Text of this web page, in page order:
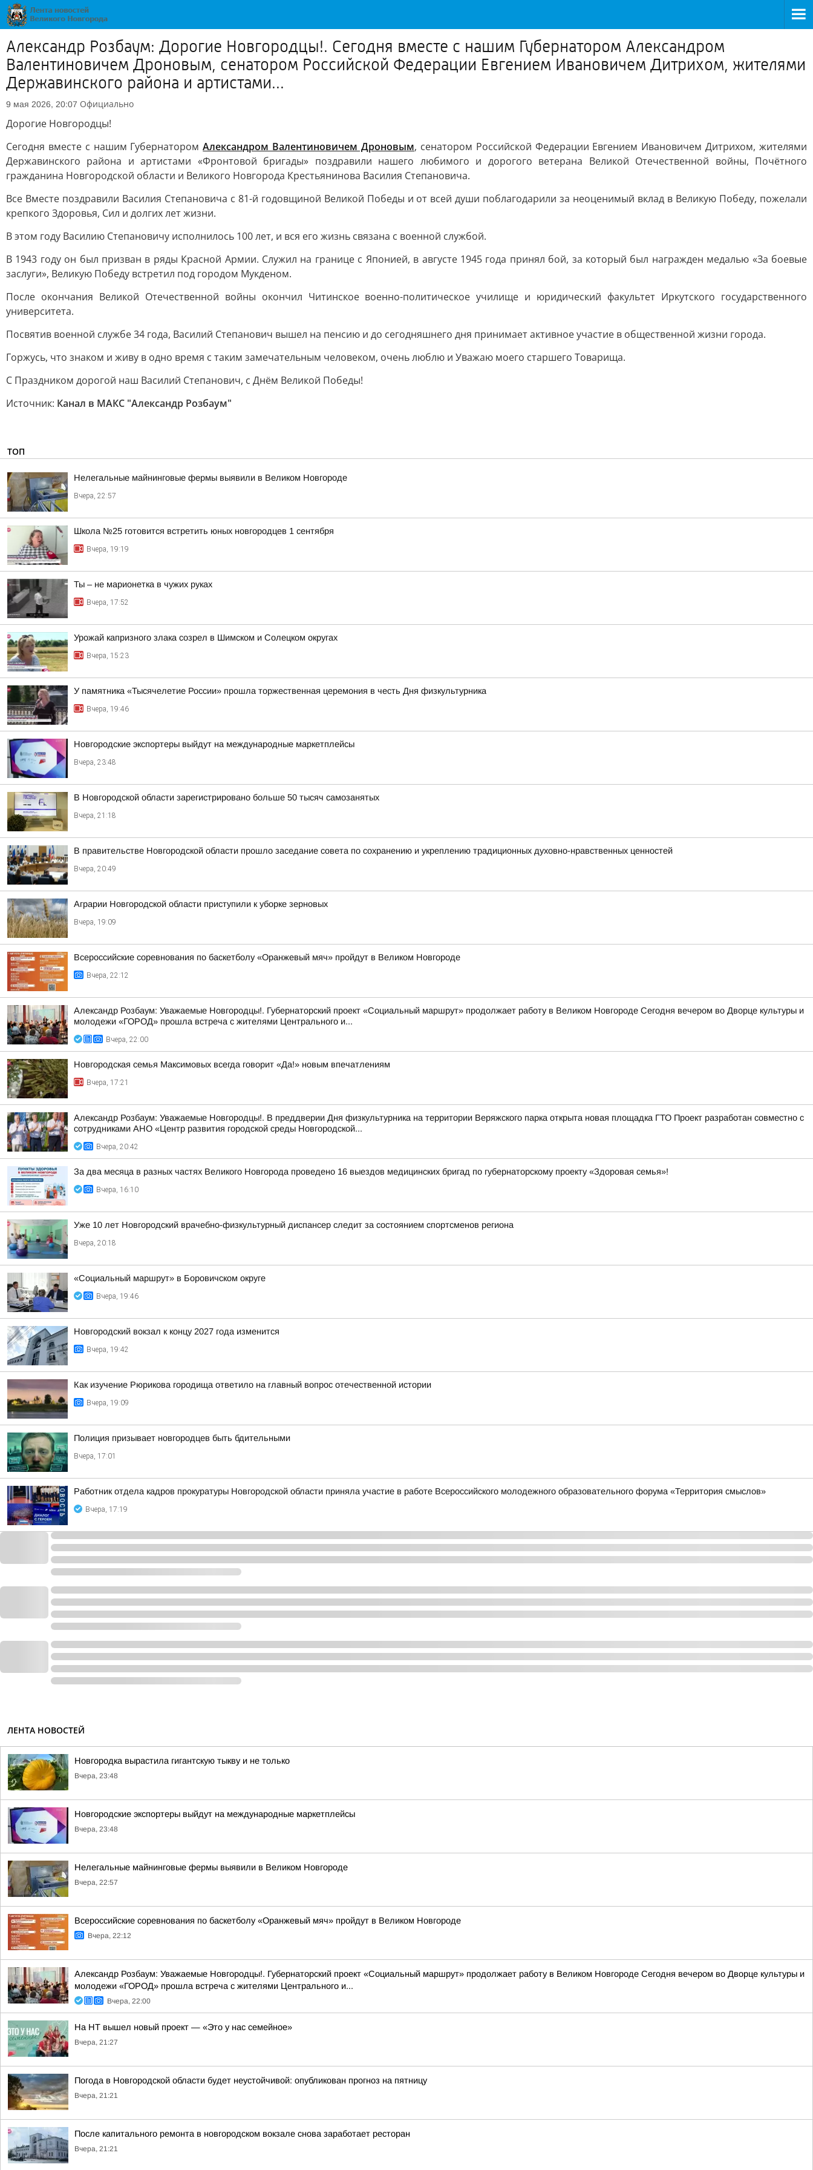
Александр Розбаум: Дорогие Новгородцы!. Сегодня вместе с нашим Губернатором Александром
Валентиновичем Дроновым, сенатором Российской Федерации Евгением Ивановичем Дитрихом, жителями
Державинского района и артистами...
9 мая 2026, 20:07 Официально
Дорогие Новгородцы!
Сегодня вместе с нашим ГубернаторомАлександром Валентиновичем Дроновым, сенатором Российской Федерации Евгением Ивановичем Дитрихом, жителями
Державинского района и артистами «Фронтовой бригады» поздравили нашего любимого и дорогого ветерана Великой Отечественной войны, Почётного
гражданина Новгородской области и Великого Новгорода Крестьянинова Василия Степановича.
Все Вместе поздравили Василия Степановича с 81-й годовщиной Великой Победы и от всей души поблагодарили за неоценимый вклад в Великую Победу, пожелали
крепкого Здоровья, Сил и долгих лет жизни.
В этом году Василию Степановичу исполнилось 100 лет, и вся его жизнь связана с военной службой.
В 1943 году он был призван в ряды Красной Армии. Служил на границе с Японией, в августе 1945 года принял бой, за который был награжден медалью «За боевые
заслуги», Великую Победу встретил под городом Мукденом.
После окончания Великой Отечественной войны окончил Читинское военно-политическое училище и юридический факультет Иркутского государственного
университета.
Посвятив военной службе 34 года, Василий Степанович вышел на пенсию и до сегодняшнего дня принимает активное участие в общественной жизни города.
Горжусь, что знаком и живу в одно время с таким замечательным человеком, очень люблю и Уважаю моего старшего Товарища.
С Праздником дорогой наш Василий Степанович, с Днём Великой Победы!
Источник: Канал в МАКС "Александр Розбаум"
ТОП
Нелегальные майнинговые фермы выявили в Великом Новгороде
Вчера, 22:57
Школа №25 готовится встретить юных новгородцев 1 сентября
Вчера, 19:19
Ты – не марионетка в чужих руках
Вчера, 17:52
Урожай капризного злака созрел в Шимском и Солецком округах
Вчера, 15:23
У памятника «Тысячелетие России» прошла торжественная церемония в честь Дня физкультурника
Вчера, 19:46
Новгородские экспортеры выйдут на международные маркетплейсы
Вчера, 23:48
В Новгородской области зарегистрировано больше 50 тысяч самозанятых
Вчера, 21:18
В правительстве Новгородской области прошло заседание совета по сохранению и укреплению традиционных духовно-нравственных ценностей
Вчера, 20:49
Аграрии Новгородской области приступили к уборке зерновых
Вчера, 19:09
Всероссийские соревнования по баскетболу «Оранжевый мяч» пройдут в Великом Новгороде
Вчера, 22:12
Александр Розбаум: Уважаемые Новгородцы!. Губернаторский проект «Социальный маршрут» продолжает работу в Великом Новгороде Сегодня вечером во Дворце культуры и
молодежи «ГОРОД» прошла встреча с жителями Центрального и...
Вчера, 22:00
Новгородская семья Максимовых всегда говорит «Да!» новым впечатлениям
Вчера, 17:21
Александр Розбаум: Уважаемые Новгородцы!. В преддверии Дня физкультурника на территории Веряжского парка открыта новая площадка ГТО Проект разработан совместно с
сотрудниками АНО «Центр развития городской среды Новгородской...
Вчера, 20:42
За два месяца в разных частях Великого Новгорода проведено 16 выездов медицинских бригад по губернаторскому проекту «Здоровая семья»!
Вчера, 16:10
Уже 10 лет Новгородский врачебно-физкультурный диспансер следит за состоянием спортсменов региона
Вчера, 20:18
«Социальный маршрут» в Боровичском округе
Вчера, 19:46
Новгородский вокзал к концу 2027 года изменится
Вчера, 19:42
Как изучение Рюрикова городища ответило на главный вопрос отечественной истории
Вчера, 19:09
Полиция призывает новгородцев быть бдительными
Вчера, 17:01
Работник отдела кадров прокуратуры Новгородской области приняла участие в работе Всероссийского молодежного образовательного форума «Территория смыслов»
Вчера, 17:19
ЛЕНТА НОВОСТЕЙ
Новгородка вырастила гигантскую тыкву и не только
Вчера, 23:48
Новгородские экспортеры выйдут на международные маркетплейсы
Вчера, 23:48
Нелегальные майнинговые фермы выявили в Великом Новгороде
Вчера, 22:57
Всероссийские соревнования по баскетболу «Оранжевый мяч» пройдут в Великом Новгороде
Вчера, 22:12
Александр Розбаум: Уважаемые Новгородцы!. Губернаторский проект «Социальный маршрут» продолжает работу в Великом Новгороде Сегодня вечером во Дворце культуры и
молодежи «ГОРОД» прошла встреча с жителями Центрального и...
Вчера, 22:00
На НТ вышел новый проект — «Это у нас семейное»
Вчера, 21:27
Погода в Новгородской области будет неустойчивой: опубликован прогноз на пятницу
Вчера, 21:21
После капитального ремонта в новгородском вокзале снова заработает ресторан
Вчера, 21:21